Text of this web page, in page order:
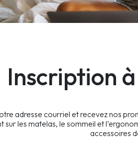
Inscription
adresse courriel et recevez nos
sur les matelas, le sommeil et
accessoires